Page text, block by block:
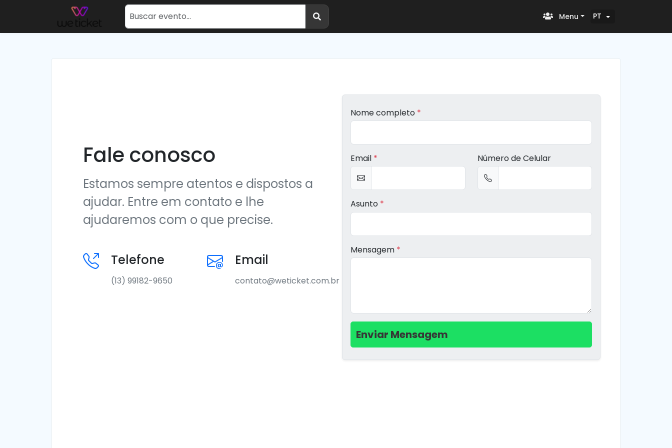
Menu PT
Fale conosco
Estamos sempre atentos e dispostos a
ajudar. Entre em contato e lhe
ajudaremos com o que precise.
Telefone
(13) 99182-9650
Email
contato@weticket.com.br
Nome completo *
Email * Número de Celular
Asunto *
Mensagem *
Enviar Mensagem